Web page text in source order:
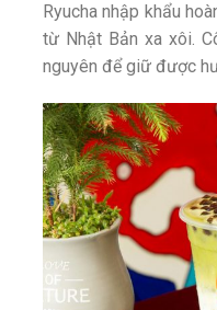
Ryucha nhập khẩu
từ Nhật Bản xa xôi.
nguyên để giữ được